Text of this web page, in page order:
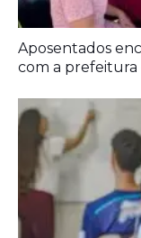
Aposentados
com a prefeitura